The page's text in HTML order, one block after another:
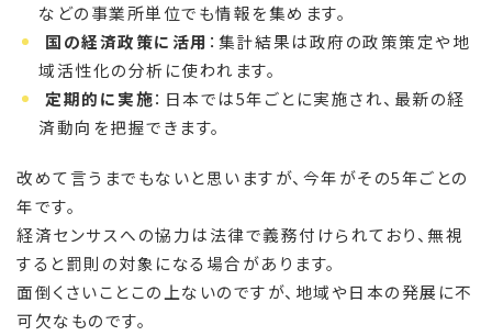
などの事業所単位でも情報を集めます。
国の経済政策に活用 ：集計結果は政府の政策策定や地
域活性化の分析に使われます。
定期的に実施：日本では5年ごとに実施され、最新の経
済動向を把握できます。
改めて言うまでもないと思いますが、今年がその5年ごとの
年です。
経済センサスへの協力は法律で義務付けられており、無視
すると罰則の対象になる場合があります。
面倒くさいことこの上ないのですが、地域や日本の発展に不
可欠なものです。